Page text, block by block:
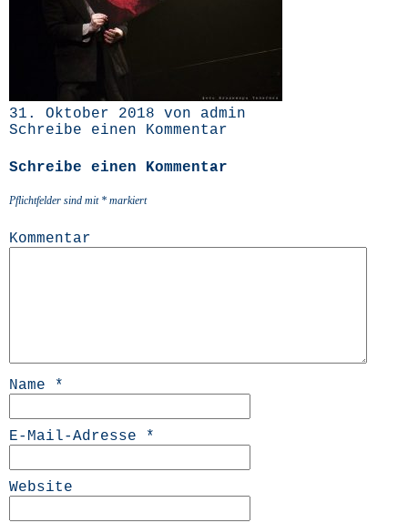
31. Oktober 2018 von admin
Schreibe einen Kommentar
Schreibe einen Kommentar
Pflichtfelder sind mit * markiert
Kommentar
Name *
E-Mail-Adresse *
Website